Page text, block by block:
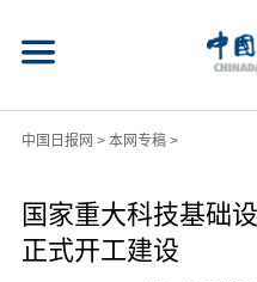
中国日报网 > 本网专稿>
国家重大科技基础
正式开工建设